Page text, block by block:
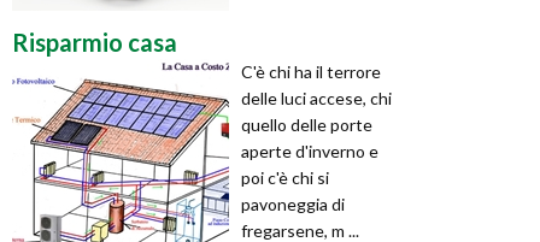
Risparmio casa
C'è chi ha il terrore
delle luci accese, chi
quello delle porte
aperte d'inverno e
poi c'è chi si
pavoneggia di
fregarsene, m ...